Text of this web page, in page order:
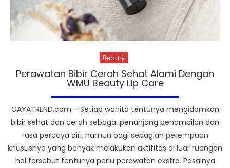
Beauty
Perawatan Bibir Cerah Sehat Alami Dengan
WMU Beauty Lip Care
GAYATREND.com – Setiap wanita tentunya mengidamkan
bibir sehat dan cerah sebagai penunjang penampilan dan
rasa percaya diri, namun bagi sebagian perempuan
khususnya yang banyak melakukan aktifitas di luar ruangan
hal tersebut tentunya perlu perawatan ekstra. Pasalnya